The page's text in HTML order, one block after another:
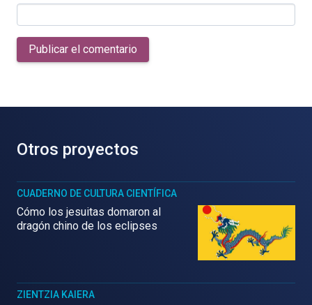
Publicar el comentario
Otros proyectos
CUADERNO DE CULTURA CIENTÍFICA
Cómo los jesuitas domaron al
dragón chino de los eclipses
ZIENTZIA KAIERA